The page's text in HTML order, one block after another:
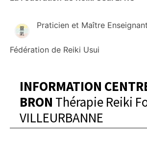
Praticien et Maître
Fédération de Reiki Usui
INFORMATION
BRON Thérapie Reiki
VILLEURBANNE